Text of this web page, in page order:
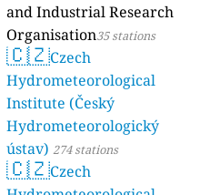
and Industrial Research
Organisation35 stations
🇨🇿Czech
Hydrometeorological
Institute (Český
Hydrometeorologický
ústav) 274 stations
🇨🇿Czech